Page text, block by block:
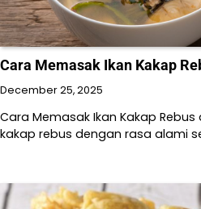
Cara Memasak Ikan Kakap
December 25, 2025
Cara Memasak Ikan Kakap
kakap rebus dengan rasa alami